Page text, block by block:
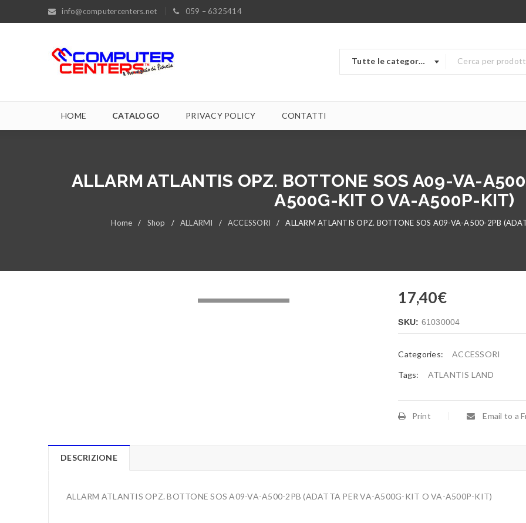
info@computercenters.net 059 – 6325414
Tutte le categorie
HOME CATALOGO PRIVACY POLICY CONTATTI
ALLARM ATLANTIS OPZ. BOTTONE SOS A09-VA-
A500G-KIT O VA-A500P-KIT)
Home / Shop / ALLARMI / ACCESSORI / ALLARM ATLANTIS OPZ. BOTTONE SOS A09-VA-A500-2PB
17,40€
SKU: 61030004
Categories: ACCESSORI
Tags: ATLANTIS LAND
Print Email to a
DESCRIZIONE
ALLARM ATLANTIS OPZ. BOTTONE SOS A09-VA-A500-2PB (ADATTA PER VA-A500G-KIT O VA-A500P-KIT)